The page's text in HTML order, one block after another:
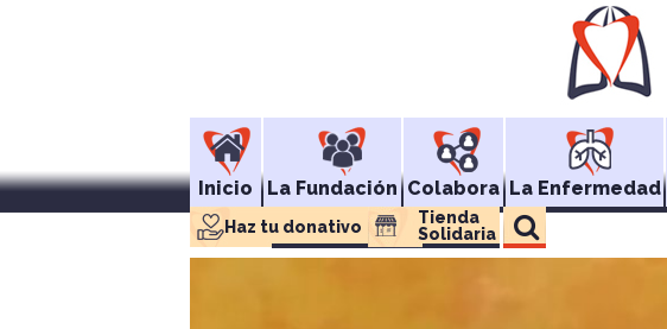
Inicio La Fundación Colabora La Enfermedad
Haz tu donativo
Tienda
Solidaria